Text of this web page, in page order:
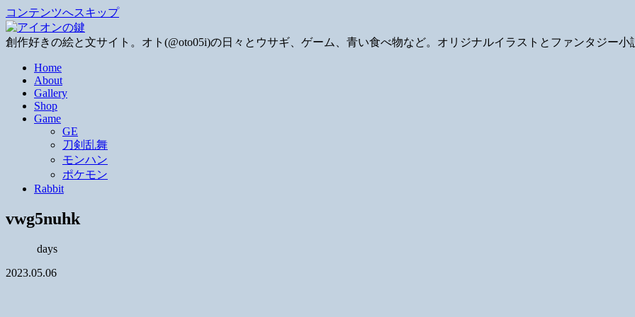
コンテンツへスキップ
創作好きの絵と文サイト。オト(@oto05i)の日々とウサギ、ゲーム、青い食べ物など。オリジナルイラストとファンタジー小
Home
About
Gallery
Shop
Game
GE
刀剣乱舞
モンハン
ポケモン
Rabbit
vwg5nuhk
days
2023.05.06